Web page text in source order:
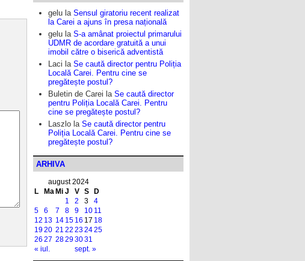
gelu la Sensul giratoriu recent realizat
la Carei a ajuns în presa națională
gelu la S-a amânat proiectul primarului
UDMR de acordare gratuită a unui
imobil către o biserică adventistă
Laci la Se caută director pentru Poliția
Locală Carei. Pentru cine se
pregătește postul?
Buletin de Carei la Se caută director
pentru Poliția Locală Carei. Pentru
cine se pregătește postul?
Laszlo la Se caută director pentru
Poliția Locală Carei. Pentru cine se
pregătește postul?
ARHIVA
august 2024
L
Ma Mi J V S D
« iul. sept. »
1 2 3
4
5
6 7 8 9 10 11
12 13 14 15 16 17 18
1920 21 22 232425
26 27 28293031